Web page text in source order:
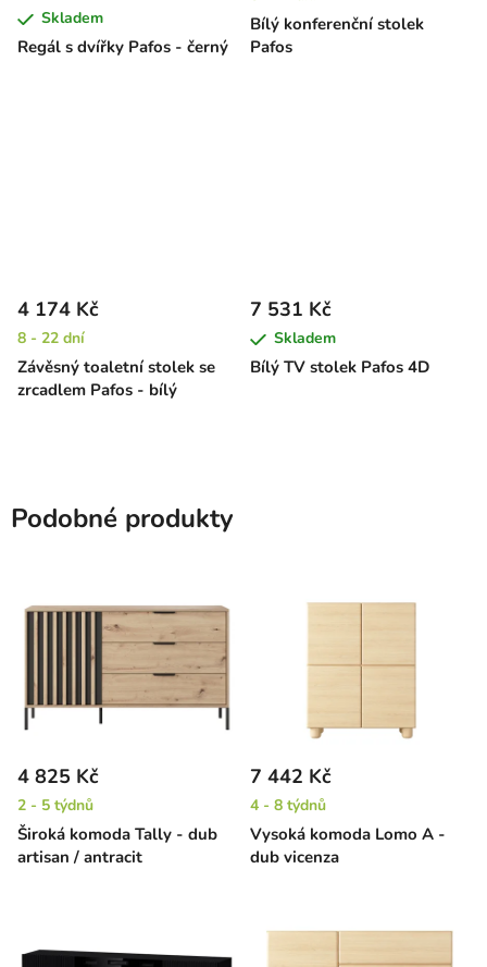
Regál s dvířky Pafos - černý
Skladem
Bílý konferenční stolek
Pafos
Závěsný toaletní stolek se
zrcadlem Pafos - bílý
4 174 Kč
8 - 22 dní
Bílý TV stolek Pafos 4D
7 531 Kč
Skladem
Podobné produkty
Široká komoda Tally - dub
artisan / antracit
4 825 Kč
2 - 5 týdnů
Vysoká komoda Lomo A -
dub vicenza
7 442 Kč
4 - 8 týdnů